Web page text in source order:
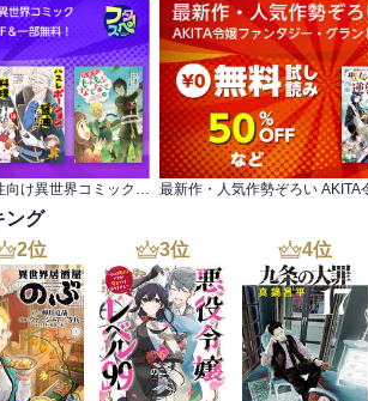
【フタスペ！2026年夏】女性向け異世界コミック 対象作品が最新巻まで全て30％OFF＆一部無料！
ング
2位 3位 4位